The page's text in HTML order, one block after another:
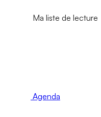
Ma liste de lecture
Agenda